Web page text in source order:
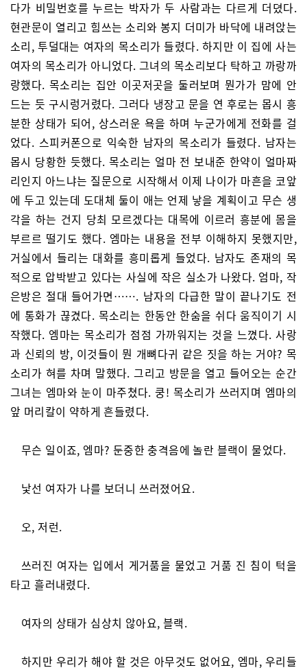
다가 비밀번호를 누르는 박자가 두 사람과는 다르게 더뎠다.
현관문이 열리고 힘쓰는 소리와 봉지 더미가 바닥에 내려앉는
소리, 투덜대는 여자의 목소리가 들렸다. 하지만 이 집에 사는
여자의 목소리가 아니었다. 그녀의 목소리보다 탁하고 까랑까
랑했다. 목소리는 집안 이곳저곳을 둘러보며 뭔가가 맘에 안
드는 듯 구시렁거렸다. 그러다 냉장고 문을 연 후로는 몹시 흥
분한 상태가 되어, 상스러운 욕을 하며 누군가에게 전화를 걸
었다. 스피커폰으로 익숙한 남자의 목소리가 들렸다. 남자는
몹시 당황한 듯했다. 목소리는 얼마 전 보내준 한약이 얼마짜
리인지 아느냐는 질문으로 시작해서 이제 나이가 마흔을 코앞
에 두고 있는데 도대체 둘이 애는 언제 낳을 계획이고 무슨 생
각을 하는 건지 당최 모르겠다는 대목에 이르러 흥분에 몸을
부르르 떨기도 했다. 엠마는 내용을 전부 이해하지 못했지만,
거실에서 들리는 대화를 흥미롭게 들었다. 남자도 존재의 목
적으로 압박받고 있다는 사실에 작은 실소가 나왔다. 엄마, 작
은방은 절대 들어가면……. 남자의 다급한 말이 끝나기도 전
에 통화가 끊겼다. 목소리는 한동안 한숨을 쉬다 움직이기 시
작했다. 엠마는 목소리가 점점 가까워지는 것을 느꼈다. 사랑
과 신뢰의 방, 이것들이 뭔 개뼈다귀 같은 짓을 하는 거야? 목
소리가 혀를 차며 말했다. 그리고 방문을 열고 들어오는 순간
그녀는 엠마와 눈이 마주쳤다. 쿵! 목소리가 쓰러지며 엠마의
앞 머리칼이 약하게 흔들렸다.
무슨 일이죠, 엠마? 둔중한 충격음에 놀란 블랙이 물었다.
낯선 여자가 나를 보더니 쓰러졌어요.
오, 저런.
쓰러진 여자는 입에서 게거품을 물었고 거품 진 침이 턱을
타고 흘러내렸다.
여자의 상태가 심상치 않아요, 블랙.
하지만 우리가 해야 할 것은 아무것도 없어요, 엠마, 우리들